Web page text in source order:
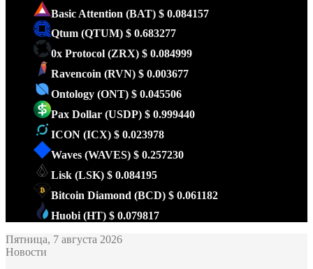
Basic Attention (BAT) $ 0.084157
Qtum (QTUM) $ 0.683277
0x Protocol (ZRX) $ 0.084999
Ravencoin (RVN) $ 0.003677
Ontology (ONT) $ 0.045506
Pax Dollar (USDP) $ 0.999440
ICON (ICX) $ 0.023978
Waves (WAVES) $ 0.257230
Lisk (LSK) $ 0.084195
Bitcoin Diamond (BCD) $ 0.061182
Huobi (HT) $ 0.079817
Пятница, 7 августа 2026
Новости